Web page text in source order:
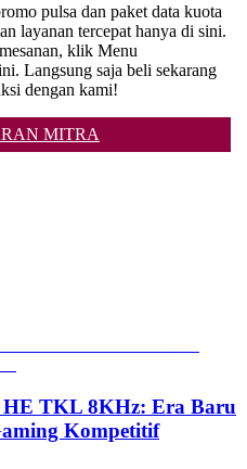
pulsa dan paket data kuota
layanan tercepat hanya di sini.
klik Menu
Langsung saja beli sekarang
dengan kami!
MITRA
HE TKL 8KHz: Era Baru
Kompetitif